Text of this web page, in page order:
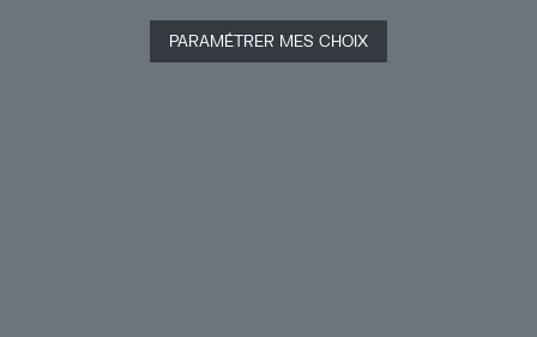
PARAMÉTRER MES CHOIX